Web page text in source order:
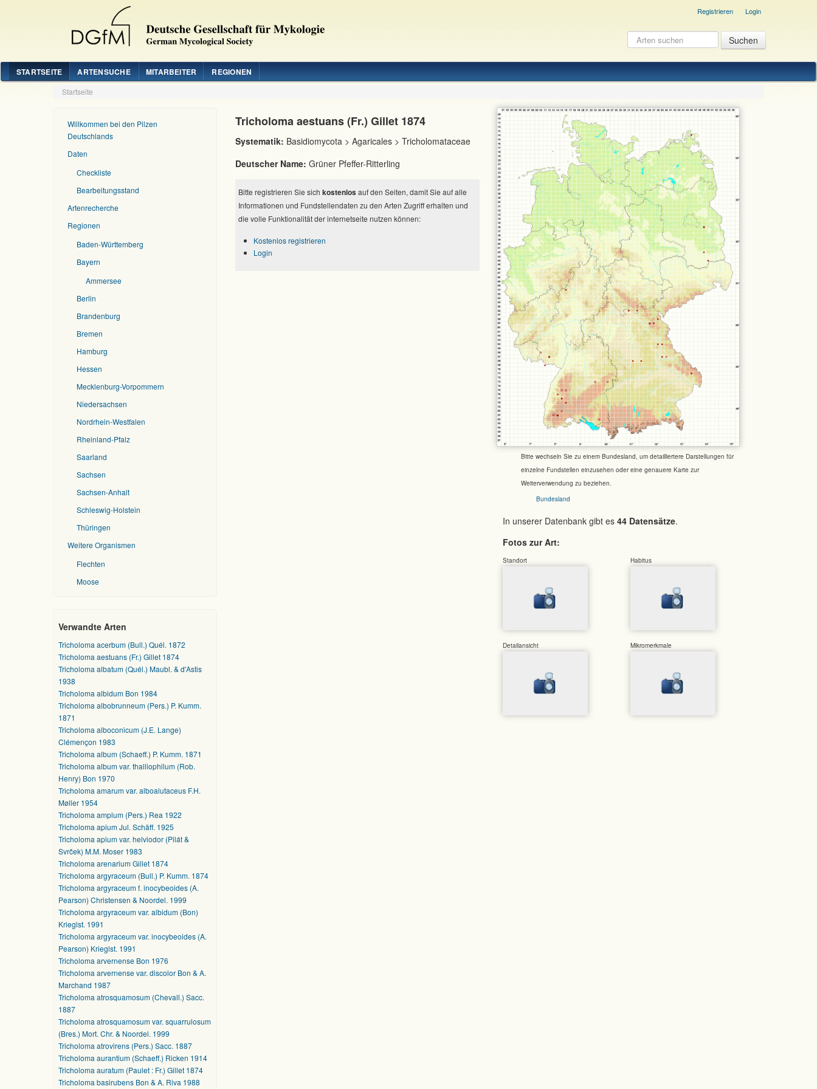
Registrieren Login
STARTSEITE ARTENSUCHE MITARBEITER REGIONEN
Startseite
Willkommen bei den Pilzen
Deutschlands
Daten
Checkliste
Bearbeitungsstand
Artenrecherche
Regionen
Baden-Württemberg
Bayern
Ammersee
Berlin
Brandenburg
Bremen
Hamburg
Hessen
Mecklenburg-Vorpommern
Niedersachsen
Nordrhein-Westfalen
Rheinland-Pfalz
Saarland
Sachsen
Sachsen-Anhalt
Schleswig-Holstein
Thüringen
Weitere Organismen
Flechten
Moose
Verwandte Arten
Tricholoma acerbum (Bull.) Quél. 1872
Tricholoma aestuans (Fr.) Gillet 1874
Tricholoma albatum (Quél.) Maubl. & d'Astis
1938
Tricholoma albidum Bon 1984
Tricholoma albobrunneum (Pers.) P. Kumm.
1871
Tricholoma alboconicum (J.E. Lange)
Clémençon 1983
Tricholoma album (Schaeff.) P. Kumm. 1871
Tricholoma album var. thalliophilum (Rob.
Henry) Bon 1970
Tricholoma amarum var. alboalutaceus F.H.
Møller 1954
Tricholoma amplum (Pers.) Rea 1922
Tricholoma apium Jul. Schäff. 1925
Tricholoma apium var. helviodor (Pilát &
Svrček) M.M. Moser 1983
Tricholoma arenarium Gillet 1874
Tricholoma argyraceum (Bull.) P. Kumm. 1874
Tricholoma argyraceum f. inocybeoides (A.
Pearson) Christensen & Noordel. 1999
Tricholoma argyraceum var. albidum (Bon)
Krieglst. 1991
Tricholoma argyraceum var. inocybeoides (A.
Pearson) Krieglst. 1991
Tricholoma arvernense Bon 1976
Tricholoma arvernense var. discolor Bon & A.
Marchand 1987
Tricholoma atrosquamosum (Chevall.) Sacc.
1887
Tricholoma atrosquamosum var. squarrulosum
(Bres.) Mort. Chr. & Noordel. 1999
Tricholoma atrovirens (Pers.) Sacc. 1887
Tricholoma aurantium (Schaeff.) Ricken 1914
Tricholoma auratum (Paulet : Fr.) Gillet 1874
Tricholoma basirubens Bon & A. Riva 1988
Bitte wechseln Sie zu einem Bundesland, um detailliertere Darstellungen für
einzelne Fundstellen einzusehen oder eine genauere Karte zur
Weiterverwendung zu beziehen.
Bundesland
In unserer Datenbank gibt es 44 Datensätze.
Fotos zur Art:
Standort Habitus
Detailansicht Mikromerkmale
Tricholoma aestuans (Fr.) Gillet 1874
Systematik: Basidiomycota > Agaricales > Tricholomataceae
Deutscher Name: Grüner Pfeffer-Ritterling
Bitte registrieren Sie sich kostenlos auf den Seiten, damit Sie auf alle
Informationen und Fundstellendaten zu den Arten Zugriff erhalten und
die volle Funktionalität der internetseite nutzen können:
Kostenlos registrieren
Login